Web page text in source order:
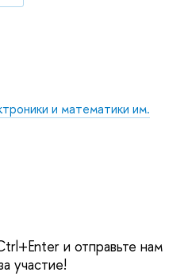
и математики им.
и отправьте нам
участие!